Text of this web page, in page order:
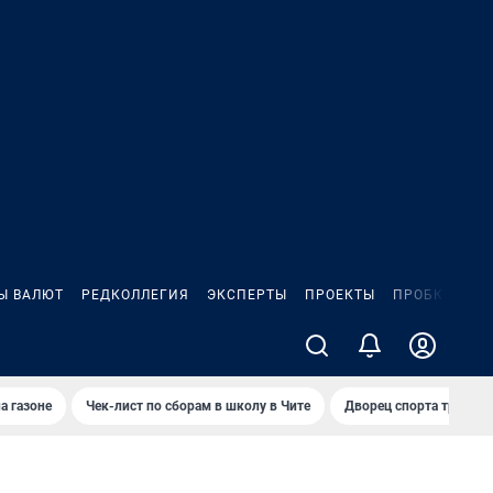
ВАЛЮТ РЕДКОЛЛЕГИЯ ЭКСПЕРТЫ ПРОЕКТЫ ПРОБКИ
газоне Чек-лист по сборам в школу в Чите Дворец спорта